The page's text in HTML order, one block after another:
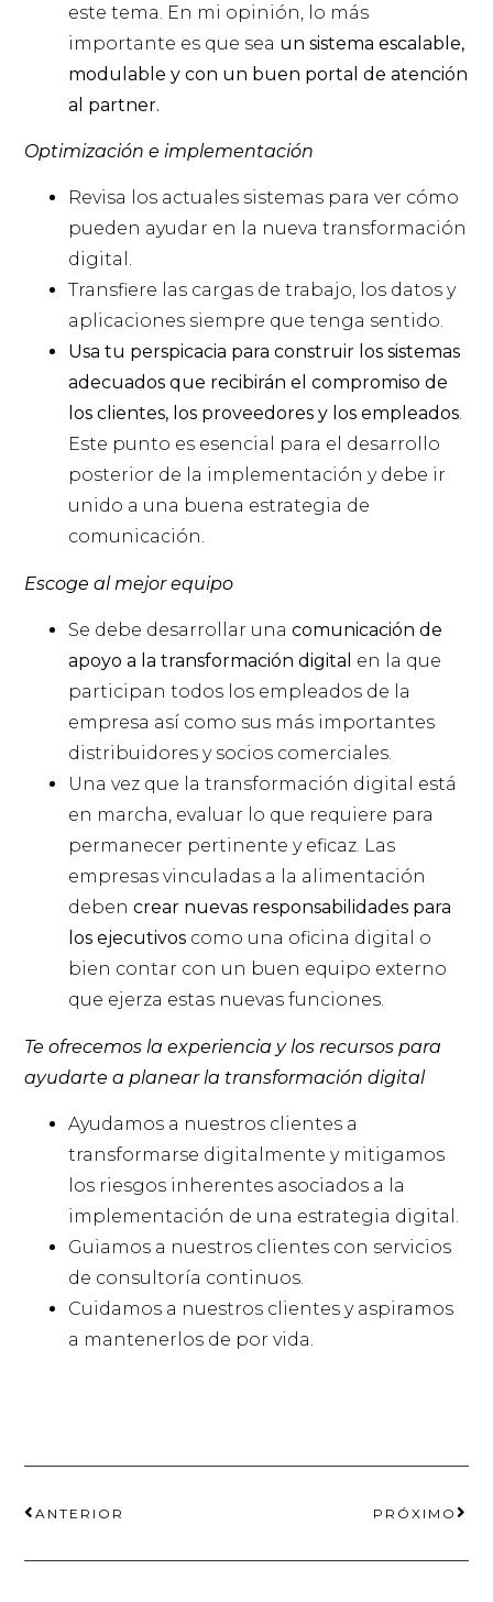
este tema. En mi opinión, lo más
importante es que sea un sistema escalable,
modulable y con un buen portal de atención
al partner.
Optimización e implementación
Revisa los actuales sistemas para ver cómo
pueden ayudar en la nueva transformación
digital.
Transfiere las cargas de trabajo, los datos y
aplicaciones siempre que tenga sentido.
Usa tu perspicacia para construir los sistemas
adecuados que recibirán el compromiso de
los clientes, los proveedores y los empleados.
Este punto es esencial para el desarrollo
posterior de la implementación y debe ir
unido a una buena estrategia de
comunicación.
Escoge al mejor equipo
Se debe desarrollar unacomunicación de
apoyo a la transformación digital en la que
participan todos los empleados de la
empresa así como sus más importantes
distribuidores y socios comerciales.
Una vez que la transformación digital está
en marcha, evaluar lo que requiere para
permanecer pertinente y eficaz. Las
empresas vinculadas a la alimentación
debencrear nuevas responsabilidades para
los ejecutivos como una oficina digital o
bien contar con un buen equipo externo
que ejerza estas nuevas funciones.
Te ofrecemos la experiencia y los recursos para
ayudarte a planear la transformación digital
Ayudamos a nuestros clientes a
transformarse digitalmente y mitigamos
los riesgos inherentes asociados a la
implementación de una estrategia digital.
Guiamos a nuestros clientes con servicios
de consultoría continuos.
Cuidamos a nuestros clientes y aspiramos
a mantenerlos de por vida.
ANTERIOR PRÓXIMO